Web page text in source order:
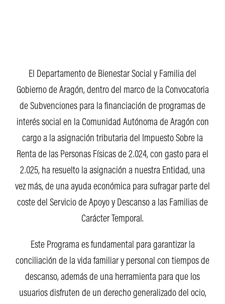
El Departamento de Bienestar Social y Familia del
Gobierno de Aragón, dentro del marco de la Convocatoria
de Subvenciones para la financiación de programas de
interés social en la Comunidad Autónoma de Aragón con
cargo a la asignación tributaria del Impuesto Sobre la
Renta de las Personas Físicas de 2.024, con gasto para el
2.025, ha resuelto la asignación a nuestra Entidad, una
vez más, de una ayuda económica para sufragar parte del
coste del Servicio de Apoyo y Descanso a las Familias de
Carácter Temporal.
Este Programa es fundamental para garantizar la
conciliación de la vida familiar y personal con tiempos de
descanso, además de una herramienta para que los
usuarios disfruten de un derecho generalizado del ocio,